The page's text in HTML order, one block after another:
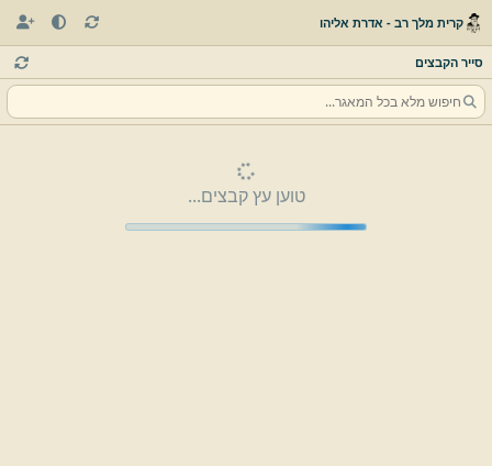
קרית מלך רב - אדרת אליהו
סייר הקבצים
טוען עץ קבצים...